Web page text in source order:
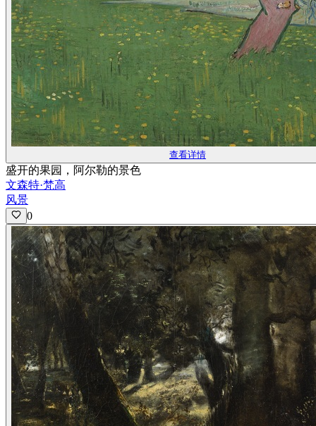
查看详情
盛开的果园，阿尔勒的景色
文森特·梵高
风景
0